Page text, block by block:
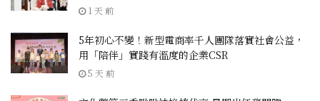
1 天 前
5年初心不變！新型電商率千人團隊落實社會公益，
用「陪伴」實踐有溫度的企業CSR
5 天 前